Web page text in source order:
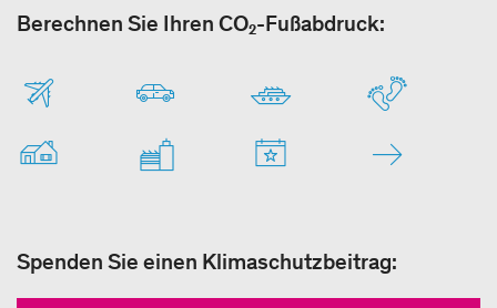
Berechnen Sie Ihren CO₂-Fußabdruck:
Spenden Sie einen Klimaschutzbeitrag: